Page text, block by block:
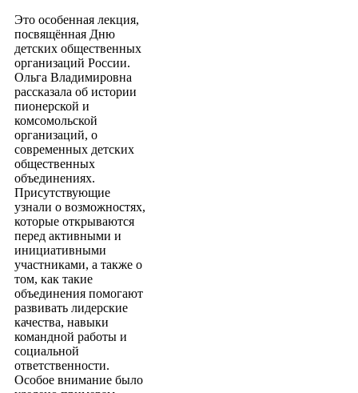
Это особенная лекция,
посвящённая Дню
детских общественных
организаций России.
Ольга Владимировна
рассказала об истории
пионерской и
комсомольской
организаций, о
современных детских
общественных
объединениях.
Присутствующие
узнали о возможностях,
которые открываются
перед активными и
инициативными
участниками, а также о
том, как такие
объединения помогают
развивать лидерские
качества, навыки
командной работы и
социальной
ответственности.
Особое внимание было